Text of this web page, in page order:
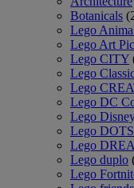
Botanicals
Lego
Lego Art
Lego CITY
Lego
Lego
Lego DC
Lego
Lego DOTS
Lego
Lego duplo
Lego